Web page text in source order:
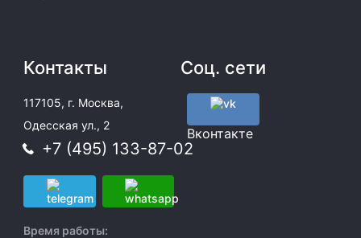
Контакты
117105, г. Москва,
Одесская ул., 2
+7 (495) 133-87-02
Время работы:
Соц. сети
Вконтакте